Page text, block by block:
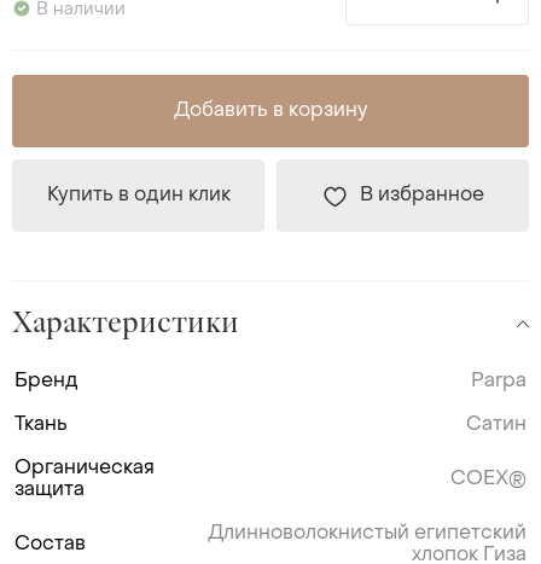
В наличии
Добавить в корзину
Купить в один клик В избранное
Характеристики
Бренд Parpa
Ткань Сатин
Органическая
защита
COEX®
Состав
Длинноволокнистый египетский
хлопок Гиза